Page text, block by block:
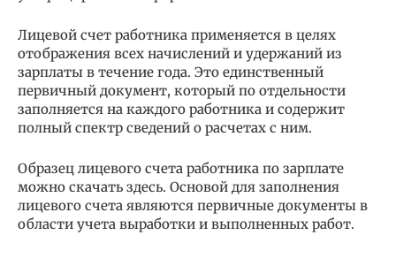
Лицевой счет работника применяется в целях
отображения всех начислений и удержаний из
зарплаты в течение года. Это единственный
первичный документ, который по отдельности
заполняется на каждого работника и содержит
полный спектр сведений о расчетах с ним.
Образец лицевого счета работника по зарплате
можно скачать здесь. Основой для заполнения
лицевого счета являются первичные документы в
области учета выработки и выполненных работ.